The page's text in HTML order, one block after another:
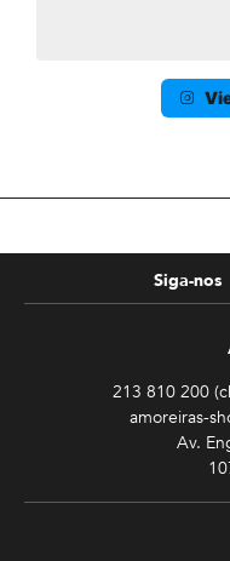
Siga-nos
213 810 200
amoreiras-
Av.